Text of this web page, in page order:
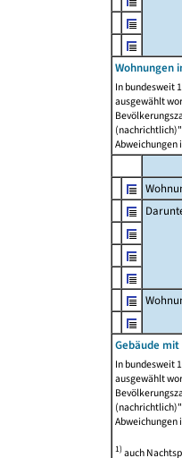
Wohnungen
In bundesweit
ausgewählt
Abweichungen
Gebäude
In bundesweit
ausgewählt
Abweichungen
1)auch